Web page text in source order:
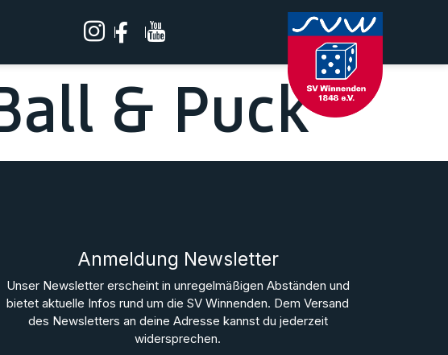
& Puck
Anmeldung Newsletter
Unser Newsletter erscheint in unregelmäßigen Abständen und
bietet aktuelle Infos rund um die SV Winnenden. Dem Versand
des Newsletters an deine Adresse kannst du jederzeit
widersprechen.